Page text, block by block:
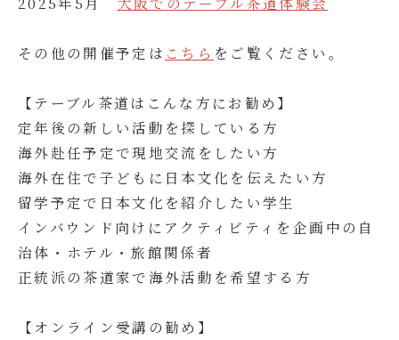
その他の開催予定は こちら をご覧ください。
【テーブル茶道はこんな方にお勧め】
定年後の新しい活動を探している方
海外赴任予定で現地交流をしたい方
海外在住で子どもに日本文化を伝えたい方
留学予定で日本文化を紹介したい学生
インバウンド向けにアクティビティを企画中の自
治体・ホテル・旅館関係者
正統派の茶道家で海外活動を希望する方
【オンライン受講の勧め】